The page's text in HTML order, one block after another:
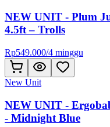
NEW UNIT - Plum
4.5ft – Trolls
Rp549.000/4 minggu
New Unit
NEW UNIT -
- Midnight Blue